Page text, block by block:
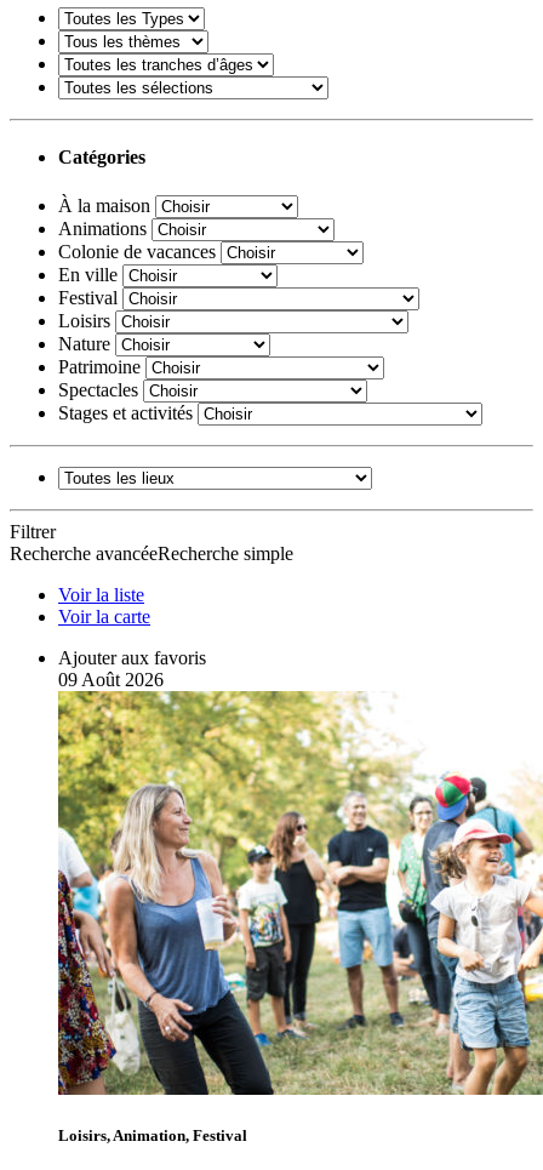
Catégories
À la maison
Animations
Colonie de vacances
En ville
Festival
Loisirs
Nature
Patrimoine
Spectacles
Stages et activités
Filtrer
Recherche avancéeRecherche simple
Voir la liste
Voir la carte
Ajouter aux favoris
09 Août 2026
Loisirs, Animation, Festival